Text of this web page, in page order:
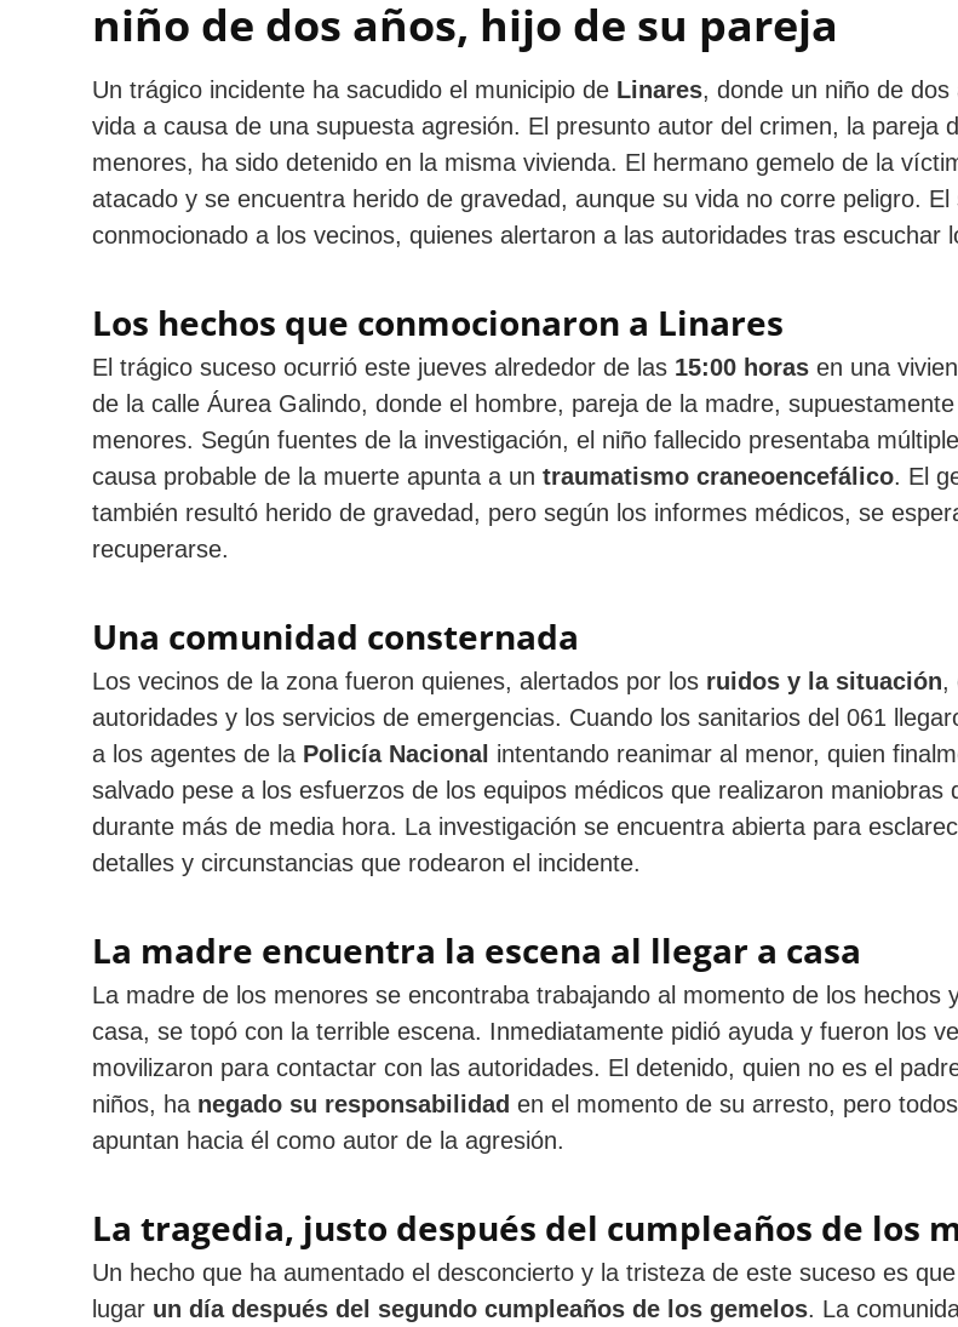
niño de dos años, hijo de su pareja
Un trágico incidente ha sacudido el municipio de Linares, donde un niño de
vida a causa de una supuesta agresión. El presunto autor del crimen, la pareja
menores, ha sido detenido en la misma vivienda. El hermano gemelo de la
atacado y se encuentra herido de gravedad, aunque su vida no corre peligro. El
conmocionado a los vecinos, quienes alertaron a las autoridades tras escuchar
Los hechos que conmocionaron a Linares
El trágico suceso ocurrió este jueves alrededor de las 15:00 horas en una
de la calle Áurea Galindo, donde el hombre, pareja de la madre,
menores. Según fuentes de la investigación, el niño fallecido presentaba
causa probable de la muerte apunta a un traumatismo craneoencefálico. El
también resultó herido de gravedad, pero según los informes médicos, se
recuperarse.
Una comunidad consternada
Los vecinos de la zona fueron quienes, alertados por los ruidos y la situación,
autoridades y los servicios de emergencias. Cuando los sanitarios del 061
a los agentes de la Policía Nacional intentando reanimar al menor, quien
salvado pese a los esfuerzos de los equipos médicos que realizaron maniobras
durante más de media hora. La investigación se encuentra abierta para
detalles y circunstancias que rodearon el incidente.
La madre encuentra la escena al llegar a casa
La madre de los menores se encontraba trabajando al momento de los hechos
casa, se topó con la terrible escena. Inmediatamente pidió ayuda y fueron los
movilizaron para contactar con las autoridades. El detenido, quien no es el
niños, ha negado su responsabilidad en el momento de su arresto, pero
apuntan hacia él como autor de la agresión.
La tragedia, justo después del cumpleaños de los
Un hecho que ha aumentado el desconcierto y la tristeza de este suceso es
lugar un día después del segundo cumpleaños de los gemelos. La